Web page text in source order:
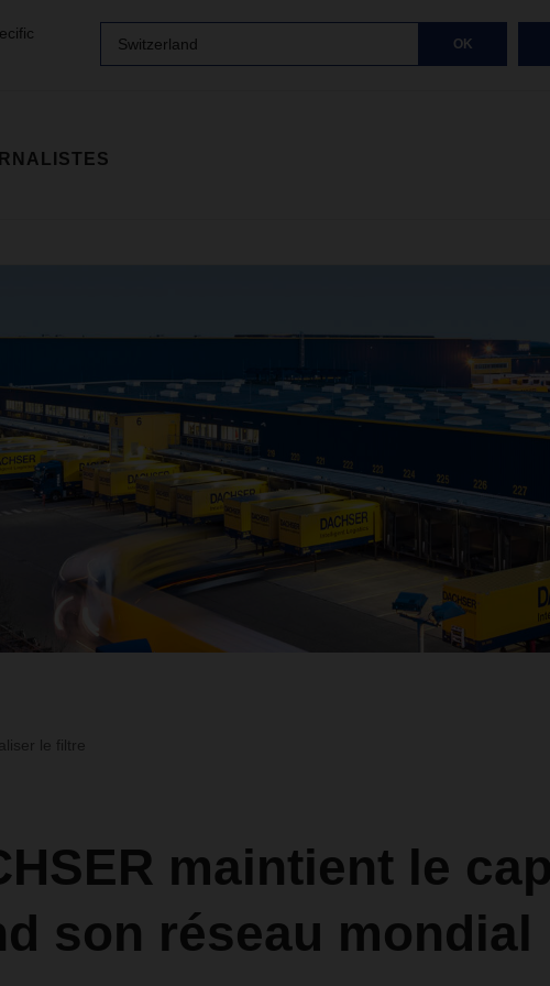
Switzerland OK
le filtre
maintient le
son réseau mondial